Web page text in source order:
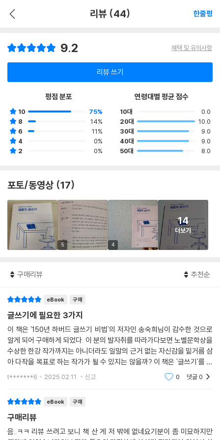
리뷰 (44) 한줄평
9.2 혜택 및 유의사항
리뷰 쓰기
평점 분포
10
75%
8
14%
6
11%
4
0%
2
0%
연령대별 평균 점수
10대
0.0
20대
10.0
30대
9.0
40대
9.0
50대
8.0
포토/동영상 (17)
5 4
14
더보기
구매리뷰 추천순
eBook 구매
글쓰기에 필요한 3가지
이 책은 '150년 하버드 글쓰기 비법'의 저자인 송숙희님이 감수한 것으로
알게 되어 구매하게 되었다. 이 분의 발자취를 따라가다보면 노벨문학상을
수상한 한강 작가까지는 아니더라도 일말의 근거 없는 자신감을 밑거름 삼
아 다작을 목표로 하는 작가가 될 수 있지는 않을까? 이 책은 '글쓰기'를 테
마로 한 여러 책들 중에 가장 기본적인 3가지 틀을 가르쳐준다. '천릿길도
t*******6 2025.02.11. 신고 0 댓글0
eBook 구매
구매리뷰
음..ㅋㅋ 리뷰 쓰려고 보니 책 산 게 저 밖에 없네요기분이 좀 미묘하지만